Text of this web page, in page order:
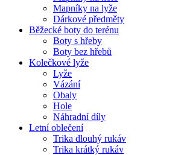
Mapníky na lyže
Dárkové předměty
Běžecké boty do terénu
Boty s hřeby
Boty bez hřebů
Kolečkové lyže
Lyže
Vázání
Obaly
Hole
Náhradní díly
Letní oblečení
Trika dlouhý rukáv
Trika krátký rukáv